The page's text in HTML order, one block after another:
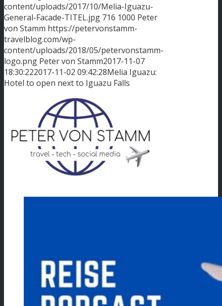
content/uploads/2017/10/Melia-Iguazu-
General-Facade-TITEL.jpg 716 1000 Peter
von Stamm https://petervonstamm-
travelblog.com/wp-
content/uploads/2018/05/petervonstamm-
logo.png Peter von Stamm2017-11-07
18:30:222017-11-02 09:42:28Melia Iguazu:
Hotel to open next to Iguazu Falls